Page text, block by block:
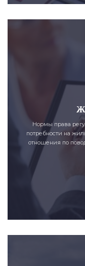
Нормы права
потребности на
отношения по